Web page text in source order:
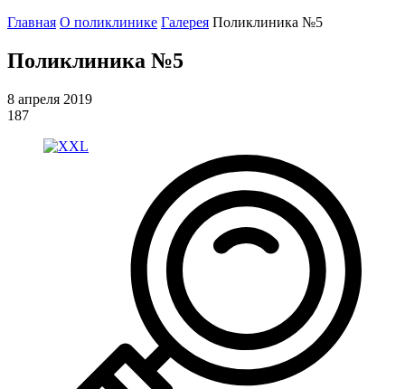
Главная О поликлинике Галерея Поликлиника №5
Поликлиника №5
8 апреля 2019
187